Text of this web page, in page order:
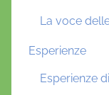
La voce
Esperienze
Esperienze